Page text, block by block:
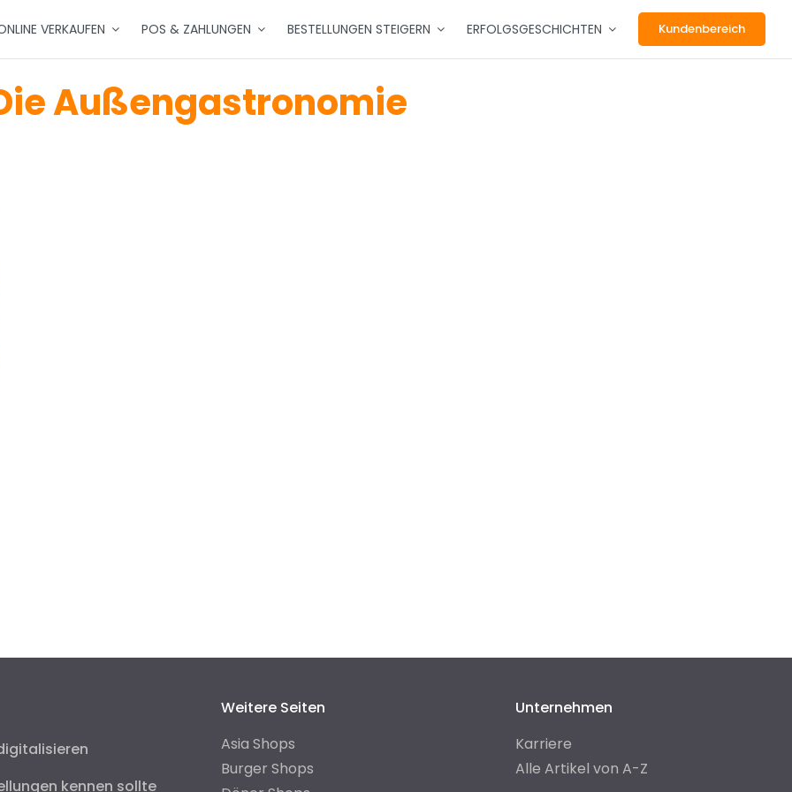
VERKAUFEN POS & ZAHLUNGEN BESTELLUNGEN STEIGERN ERFOLGSGESCHICHTEN Kundenbereich
Außengastronomie
kennen sollte
Weitere Seiten
Asia Shops
Burger Shops
Unternehmen
Karriere
Alle Artikel von A-Z